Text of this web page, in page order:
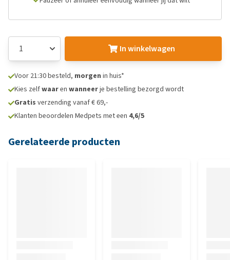
In winkelwagen
Voor 21:30 besteld, morgen in huis*
Kies zelfwaaren wanneerje bestelling bezorgd wordt
Gratis verzending vanaf € 69,-
Klanten beoordelen Medpets met een 4,6/5
Gerelateerde producten